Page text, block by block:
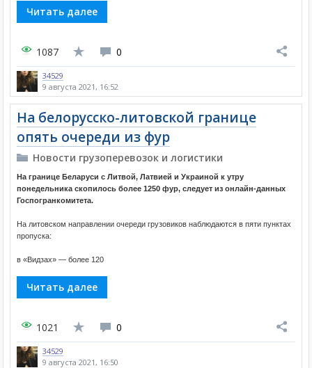
Читать далее
1087 0
34529
9 августа 2021, 16:52
На белорусско-литовской границе
опять очереди из фур
Новости грузоперевозок и логистики
На границе Беларуси с Литвой, Латвией и Украиной к утру
понедельника скопилось более 1250 фур, следует из онлайн-данных
Госпогранкомитета.
На литовском направлении очереди грузовиков наблюдаются в пяти пунктах
пропуска:
в «Видзах» — более 120
Читать далее
1021 0
34529
9 августа 2021, 16:50